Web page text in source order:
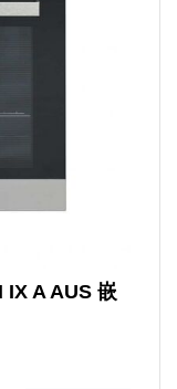
IX A AUS 嵌